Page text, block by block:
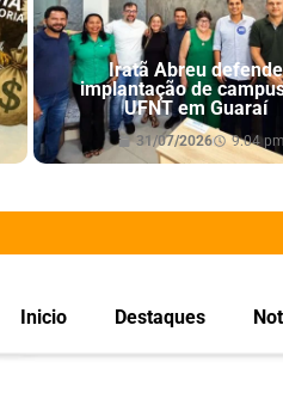
Iratã Abreu defende
implantação de
UFNT em Guaraí
31/07/2026 9:04 pm
Inicio Destaques